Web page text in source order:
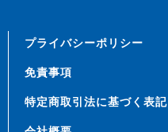
プライバシーポリシー
免責事項
特定商取引法に基づく表記